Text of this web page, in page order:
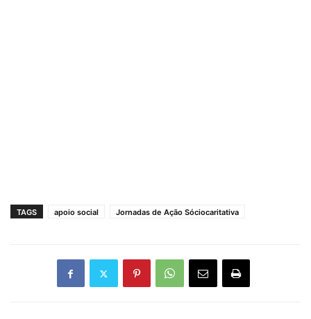
TAGS apoio social Jornadas de Ação Sóciocaritativa